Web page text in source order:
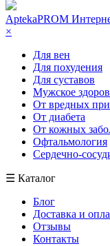
AptekaPROM
×
Для вен
Для похудения
Для суставов
Мужское
От вредных
От диабета
От кожных
Офтальмология
Сердечно-
☰ Каталог
Блог
Доставка и
Отзывы
Контакты